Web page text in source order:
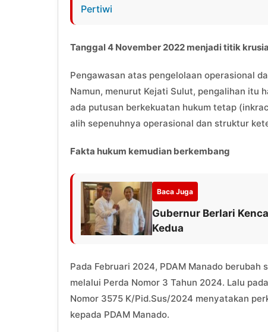
Tanggal 4 November 2022 menjadi titik
Pengawasan atas pengelolaan operasional
Namun, menurut Kejati Sulut, pengalihan itu
ada putusan berkekuatan hukum tetap
alih sepenuhnya operasional dan struktur
Fakta hukum kemudian berkembang
Baca Juga
Gubernur Berlari
Kedua
Pada Februari 2024, PDAM Manado berubah
melalui Perda Nomor 3 Tahun 2024. Lalu
Nomor 3575 K/Pid.Sus/2024 menyatakan
kepada PDAM Manado.